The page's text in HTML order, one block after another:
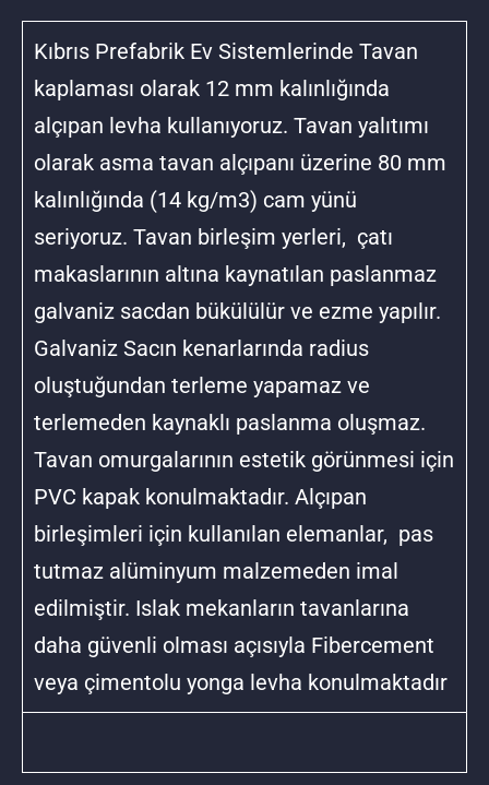
Kıbrıs Prefabrik Ev Sistemlerinde Tavan
kaplaması olarak 12 mm kalınlığında
alçıpan levha kullanıyoruz. Tavan yalıtımı
olarak asma tavan alçıpanı üzerine 80 mm
kalınlığında (14 kg/m3) cam yünü
seriyoruz. Tavan birleşim yerleri, çatı
makaslarının altına kaynatılan paslanmaz
galvaniz sacdan bükülülür ve ezme yapılır.
Galvaniz Sacın kenarlarında radius
oluştuğundan terleme yapamaz ve
terlemeden kaynaklı paslanma oluşmaz.
Tavan omurgalarının estetik görünmesi için
PVC kapak konulmaktadır. Alçıpan
birleşimleri için kullanılan elemanlar, pas
tutmaz alüminyum malzemeden imal
edilmiştir. Islak mekanların tavanlarına
daha güvenli olması açısıyla Fibercement
veya çimentolu yonga levha konulmaktadır